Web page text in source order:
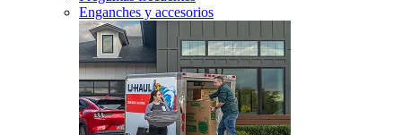
Enganches y accesorios